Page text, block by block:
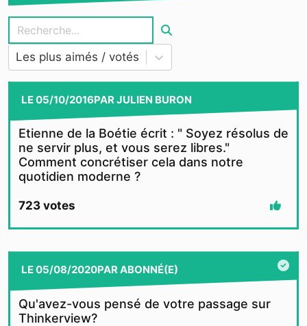
Les plus aimés / votés
LE05/10/2016PARJULIEN BURON
Etienne de la Boétie écrit : " Soyez résolus de
ne servir plus, et vous serez libres."
Comment concrétiser cela dans notre
quotidien moderne ?
723 votes
LE05/08/2020PARABONNÉ(E)
Qu'avez-vous pensé de votre passage sur
Thinkerview?